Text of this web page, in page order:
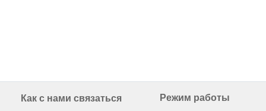
Как с нами связаться Режим работы